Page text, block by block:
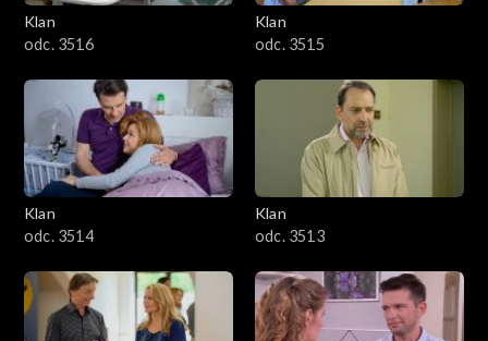
Klan
odc. 3516
Klan
odc. 3515
Klan
odc. 3514
Klan
odc. 3513